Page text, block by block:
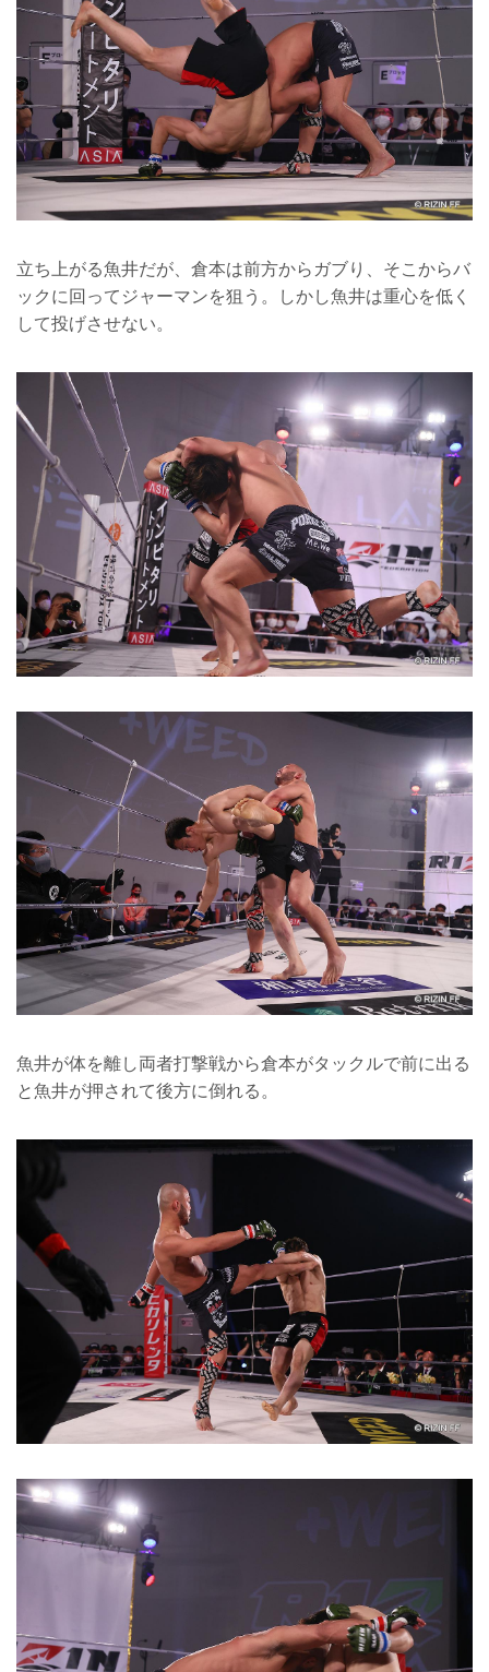
立ち上がる魚井だが、倉本は前方からガブり、そこからバ
ックに回ってジャーマンを狙う。しかし魚井は重心を低く
して投げさせない。
魚井が体を離し両者打撃戦から倉本がタックルで前に出る
と魚井が押されて後方に倒れる。